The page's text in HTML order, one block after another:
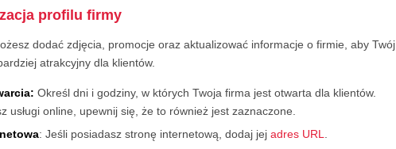
profilu firmy
dodać zdjęcia, promocje oraz aktualizować informacje o firmie, aby Twój
atrakcyjny dla klientów.
Określ dni i godziny, w których Twoja firma jest otwarta dla klientów.
usługi online, upewnij się, że to również jest zaznaczone.
: Jeśli posiadasz stronę internetową, dodaj jej adres URL